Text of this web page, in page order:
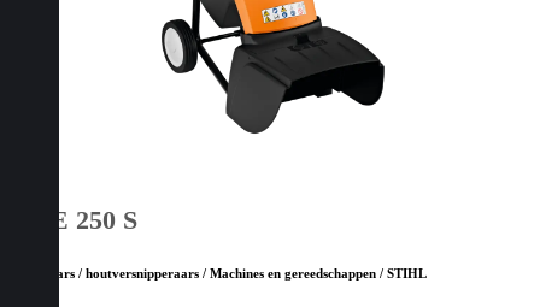
GHE 250 S
Hakselaars / houtversnipperaars / Machines en gereedschappen / STIHL